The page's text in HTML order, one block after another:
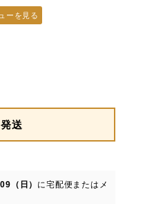
ーを見る
送
（日） に宅配便またはメ